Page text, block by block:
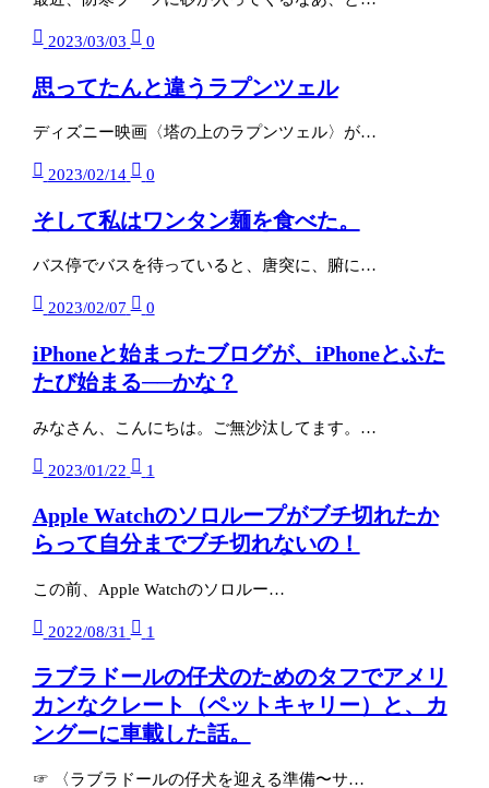
2023/03/03 0
思ってたんと違うラプンツェル
ディズニー映画〈塔の上のラプンツェル〉が…
2023/02/14 0
そして私はワンタン麺を食べた。
バス停でバスを待っていると、唐突に、腑に…
2023/02/07 0
iPhoneと始まったブログが、iPhoneとふた
たび始まる──かな？
みなさん、こんにちは。ご無沙汰してます。…
2023/01/22 1
Apple Watchのソロループがブチ切れたか
らって自分までブチ切れないの！
この前、Apple Watchのソロルー…
2022/08/31 1
ラブラドールの仔犬のためのタフでアメリ
カンなクレート（ペットキャリー）と、カ
ングーに車載した話。
☞ 〈ラブラドールの仔犬を迎える準備〜サ…